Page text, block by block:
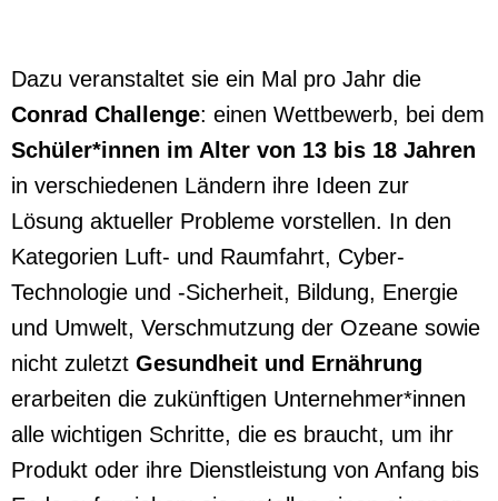
Dazu veranstaltet sie ein Mal pro Jahr die
Conrad Challenge: einen Wettbewerb, bei dem
Schüler*innen im Alter von 13 bis 18 Jahren
in verschiedenen Ländern ihre Ideen zur
Lösung aktueller Probleme vorstellen. In den
Kategorien Luft- und Raumfahrt, Cyber-
Technologie und -Sicherheit, Bildung, Energie
und Umwelt, Verschmutzung der Ozeane sowie
nicht zuletzt Gesundheit und Ernährung
erarbeiten die zukünftigen Unternehmer*innen
alle wichtigen Schritte, die es braucht, um ihr
Produkt oder ihre Dienstleistung von Anfang bis